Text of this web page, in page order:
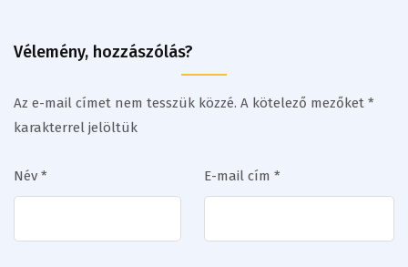
Vélemény, hozzászólás?
Az e-mail címet nem tesszük közzé. A kötelező mezőket *
karakterrel jelöltük
Név * E-mail cím *